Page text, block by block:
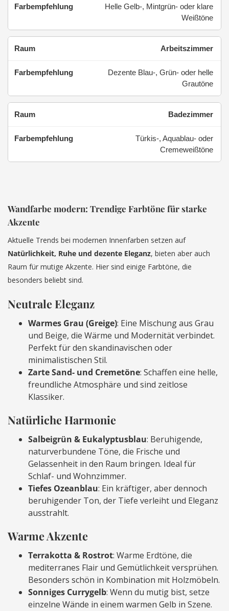
Helle Gelb-, Mintgrün- oder klare
Weißtöne
Arbeitszimmer
Dezente Blau-, Grün- oder helle
Grautöne
Badezimmer
Türkis-, Aquablau- oder
Cremeweißtöne
Wandfarbe modern: Trendige Farbtöne für starke
Akzente
Aktuelle Trends bei modernen Innenfarben setzen auf
Natürlichkeit, Ruhe und dezente Eleganz, bieten aber auch
Raum für mutige Akzente. Hier sind einige Farbtöne, die
besonders beliebt sind.
Neutrale Eleganz
Warmes Grau (Greige): Eine Mischung aus Grau
und Beige, die Wärme und Modernität verbindet.
Perfekt für den skandinavischen oder
minimalistischen Stil.
Zarte Sand- und Cremetöne: Schaffen eine helle,
freundliche Atmosphäre und sind zeitlose
Klassiker.
Natürliche Harmonie
Salbeigrün & Eukalyptusblau: Beruhigende,
naturverbundene Töne, die Frische und
Gelassenheit in den Raum bringen. Ideal für
Schlaf- und Wohnzimmer.
Tiefes Ozeanblau: Ein kräftiger, aber dennoch
beruhigender Ton, der Tiefe verleiht und Eleganz
ausstrahlt.
Warme Akzente
Terrakotta & Rostrot: Warme Erdtöne, die
mediterranes Flair und Gemütlichkeit versprühen.
Besonders schön in Kombination mit Holzmöbeln.
Sonniges Currygelb: Wenn du mutig bist, setze
einzelne Wände in einem warmen Gelb in Szene.